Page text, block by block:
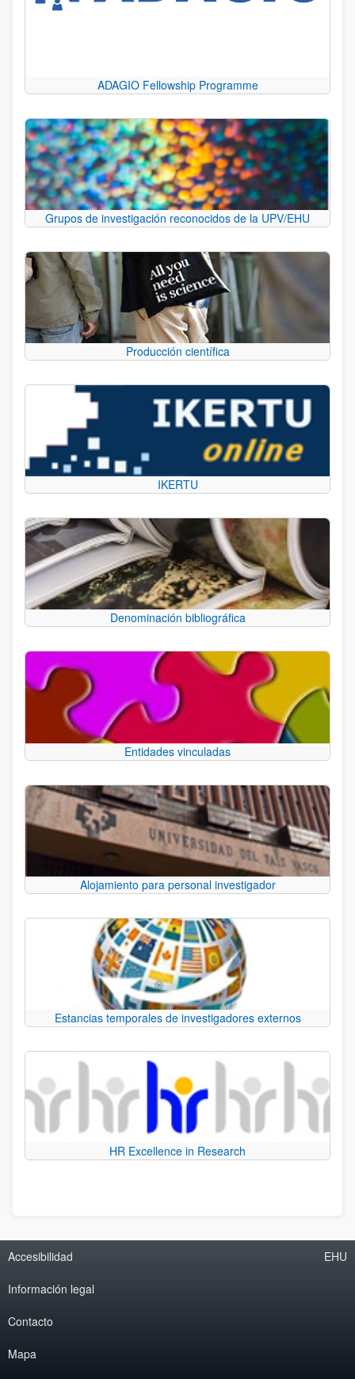
ADAGIO Fellowship Programme
Grupos de investigación reconocidos de la UPV/EHU
Producción científica
IKERTU
Denominación bibliográfica
Entidades vinculadas
Alojamiento para personal investigador
Estancias temporales de investigadores externos
HR Excellence in Research
Accesibilidad
Información legal
Contacto
Mapa
EHU